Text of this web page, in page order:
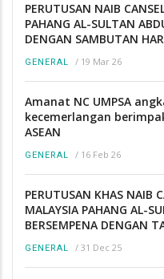
PERUTUSAN NAIB
PAHANG AL-SULTAN
DENGAN SAMBUTAN
GENERAL / 19 Mar 26
Amanat NC UMPSA
kecemerlangan
ASEAN
GENERAL / 16 Feb 26
PERUTUSAN KHAS NAIB
MALAYSIA PAHANG AL-
BERSEMPENA DENGAN
GENERAL / 31 Dec 25